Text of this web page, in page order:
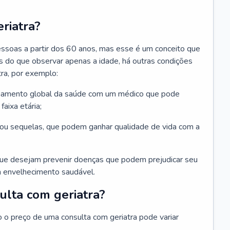
a partir dos 60 anos, mas esse é um conceito que
do que observar apenas a idade, há outras condições
por exemplo:
global da saúde com um médico que pode
etária;
sequelas, que podem ganhar qualidade de vida com a
desejam prevenir doenças que podem prejudicar seu
saudável.
com geriatra?
preço de uma consulta com geriatra pode variar